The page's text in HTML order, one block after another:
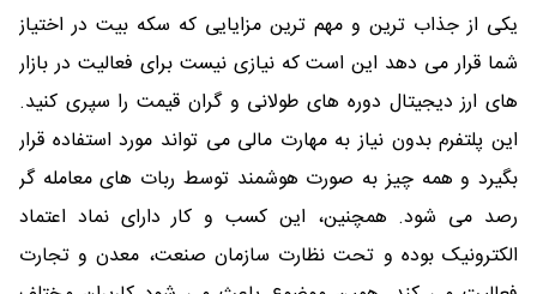
یکی از جذاب ترین و مهم ترین مزایایی که سکه بیت در اختیاز
شما قرار می دهد این است که نیازی نیست برای فعالیت در بازار
های ارز دیجیتال دوره های طولانی و گران قیمت را سپری کنید.
این پلتفرم بدون نیاز به مهارت مالی می تواند مورد استفاده قرار
بگیرد و همه چیز به صورت هوشمند توسط ربات های معامله گر
رصد می شود. همچنین، این کسب و کار دارای نماد اعتماد
الکترونیک بوده و تحت نظارت سازمان صنعت، معدن و تجارت